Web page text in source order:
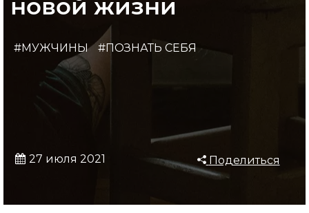
новой жизни
#МУЖЧИНЫ #ПОЗНАТЬ СЕБЯ
27 июля 2021 Поделиться